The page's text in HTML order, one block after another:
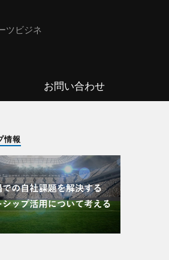
ツビジネ
お問い合わせ
情報